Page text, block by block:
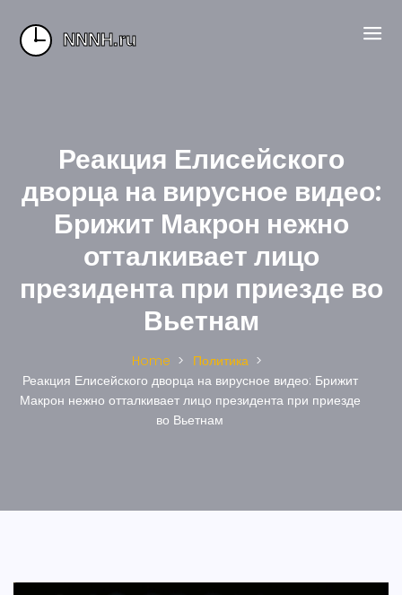
Реакция Елисейского
дворца на вирусное видео:
Брижит Макрон нежно
отталкивает лицо
президента при приезде во
Вьетнам
Home
Политика
Реакция Елисейского дворца на вирусное видео: Брижит
Макрон нежно отталкивает лицо президента при приезде
во Вьетнам